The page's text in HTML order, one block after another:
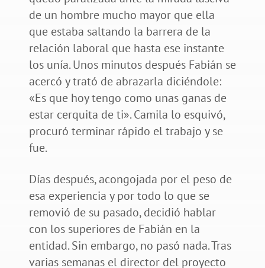
de un hombre mucho mayor que ella
que estaba saltando la barrera de la
relación laboral que hasta ese instante
los unía. Unos minutos después Fabián se
acercó y trató de abrazarla diciéndole:
«Es que hoy tengo como unas ganas de
estar cerquita de ti». Camila lo esquivó,
procuró terminar rápido el trabajo y se
fue.
Días después, acongojada por el peso de
esa experiencia y por todo lo que se
removió de su pasado, decidió hablar
con los superiores de Fabián en la
entidad. Sin embargo, no pasó nada. Tras
varias semanas el director del proyecto